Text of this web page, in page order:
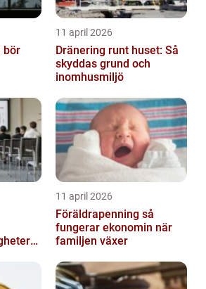
bör
11 april 2026
Dränering runt huset: Så
skyddas grund och
inomhusmiljö
11 april 2026
Föräldrapenning så
fungerar ekonomin när
familjen växer